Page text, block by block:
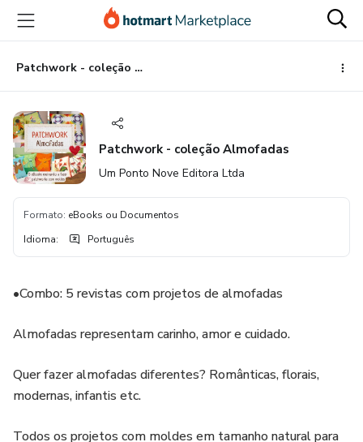
para
conteúdo
principal
para
pagamento
para
rodapé
Patchwork - coleção Almofadas
Patchwork - coleção Almofadas
Um Ponto Nove Editora Ltda
Formato: eBooks ou Documentos
Idioma: Português
•Combo: 5 revistas com projetos de almofadas
Almofadas representam carinho, amor e cuidado.
Quer fazer almofadas diferentes? Românticas, florais,
modernas, infantis etc.
Todos os projetos com moldes em tamanho natural para